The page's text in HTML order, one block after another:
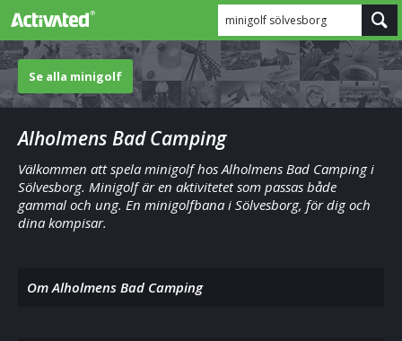
minigolf sölvesborg
Se alla minigolf
Alholmens Bad Camping
Välkommen att spela minigolf hos Alholmens Bad Camping i
Sölvesborg. Minigolf är en aktivitetet som passas både
gammal och ung. En minigolfbana i Sölvesborg, för dig och
dina kompisar.
Om Alholmens Bad Camping